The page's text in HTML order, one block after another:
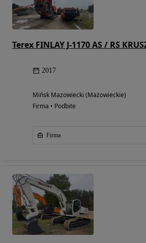
2017
Mińsk Mazowiecki (Mazowieckie)
Firma • Podbite
Firma